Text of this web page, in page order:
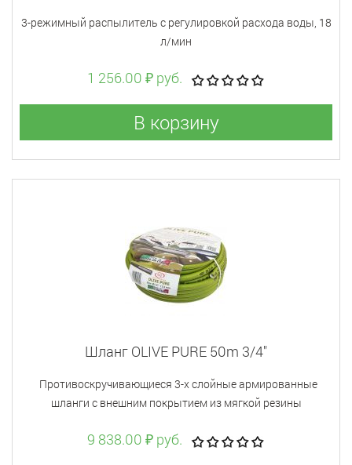
3-режимный распылитель с регулировкой расхода воды, 18
л/мин
1 256.00 ₽ руб.
В корзину
Шланг OLIVE PURE 50m 3/4"
Противоскручивающиеся 3-х слойные армированные
шланги с внешним покрытием из мягкой резины
9 838.00 ₽ руб.